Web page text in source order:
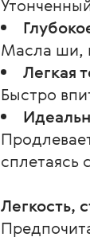
Масла ши,
Легкая
Быстро
сплетаясь
Легкость,